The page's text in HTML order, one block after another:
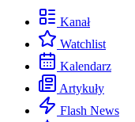
Kanał
Watchlist
Kalendarz
Artykuły
Flash News